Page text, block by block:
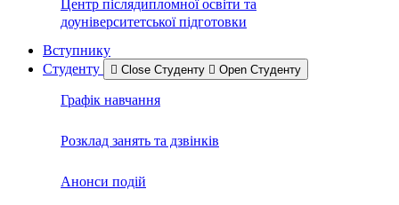
Центр післядипломної освіти та
доуніверситетської підготовки
Вступнику
Студенту
Close Студенту Open Студенту
Графік навчання
Розклад занять та дзвінків
Анонси подій